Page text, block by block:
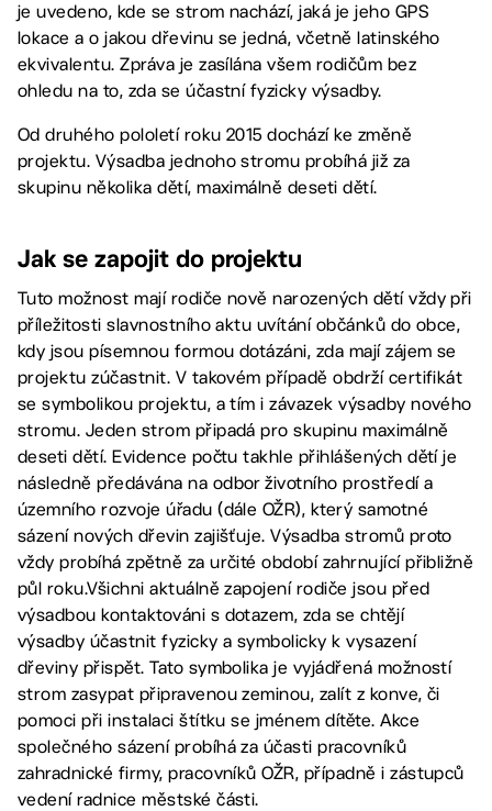
je uvedeno, kde se strom nachází, jaká je jeho GPS
lokace a o jakou dřevinu se jedná, včetně latinského
ekvivalentu. Zpráva je zasílána všem rodičům bez
ohledu na to, zda se účastní fyzicky výsadby.
Od druhého pololetí roku 2015 dochází ke změně
projektu. Výsadba jednoho stromu probíhá již za
skupinu několika dětí, maximálně deseti dětí.
Jak se zapojit do projektu
Tuto možnost mají rodiče nově narozených dětí vždy při
příležitosti slavnostního aktu uvítání občánků do obce,
kdy jsou písemnou formou dotázáni, zda mají zájem se
projektu zúčastnit. V takovém případě obdrží certifikát
se symbolikou projektu, a tím i závazek výsadby nového
stromu. Jeden strom připadá pro skupinu maximálně
deseti dětí. Evidence počtu takhle přihlášených dětí je
následně předávána na odbor životního prostředí a
územního rozvoje úřadu (dále OŽR), který samotné
sázení nových dřevin zajišťuje. Výsadba stromů proto
vždy probíhá zpětně za určité období zahrnující přibližně
půl roku.Všichni aktuálně zapojení rodiče jsou před
výsadbou kontaktováni s dotazem, zda se chtějí
výsadby účastnit fyzicky a symbolicky k vysazení
dřeviny přispět. Tato symbolika je vyjádřená možností
strom zasypat připravenou zeminou, zalít z konve, či
pomoci při instalaci štítku se jménem dítěte. Akce
společného sázení probíhá za účasti pracovníků
zahradnické firmy, pracovníků OŽR, případně i zástupců
vedení radnice městské části.